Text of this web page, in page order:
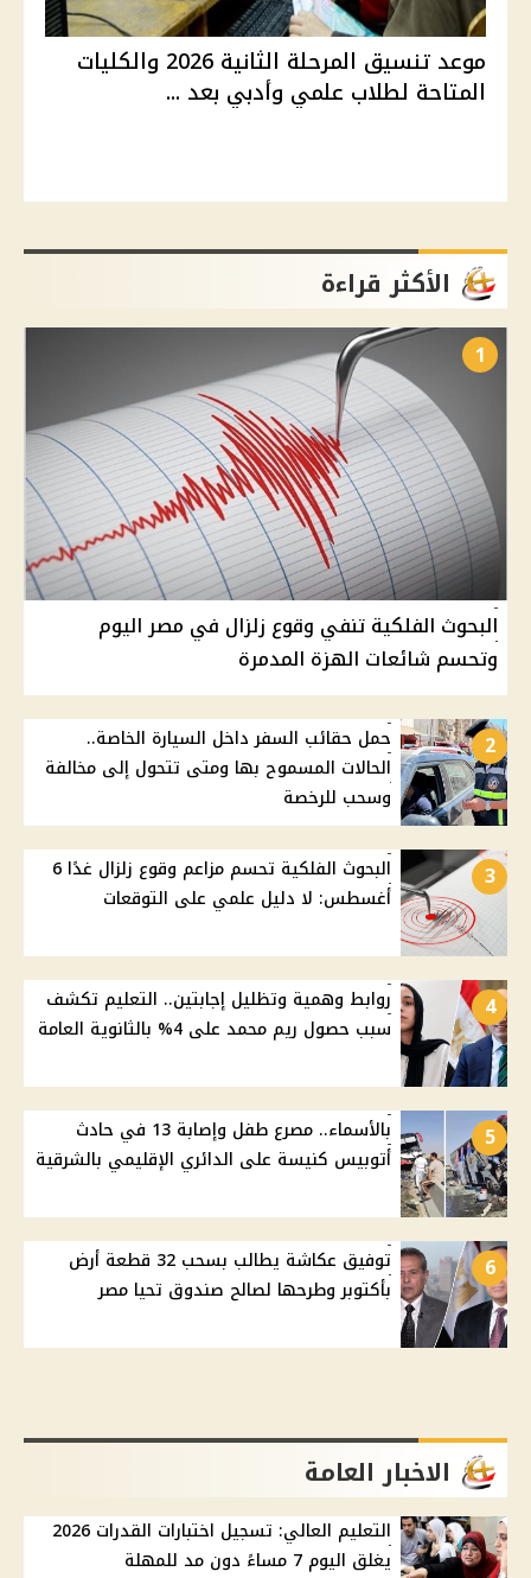
موعد تنسيق المرحلة الثانية 2026 والكليات
المتاحة لطلاب علمي وأدبي بعد ...
الأكثر قراءة
1
البحوث الفلكية تنفي وقوع زلزال في مصر اليوم
وتحسم شائعات الهزة المدمرة
2
حمل حقائب السفر داخل السيارة الخاصة..
الحالات المسموح بها ومتى تتحول إلى مخالفة
وسحب للرخصة
3
البحوث الفلكية تحسم مزاعم وقوع زلزال غدًا 6
أغسطس: لا دليل علمي على التوقعات
4
روابط وهمية وتظليل إجابتين.. التعليم تكشف
سبب حصول ريم محمد على 4% بالثانوية العامة
5
بالأسماء.. مصرع طفل وإصابة 13 في حادث
أتوبيس كنيسة على الدائري الإقليمي بالشرقية
6
توفيق عكاشة يطالب بسحب 32 قطعة أرض
بأكتوبر وطرحها لصالح صندوق تحيا مصر
الاخبار العامة
التعليم العالي: تسجيل اختبارات القدرات 2026
يغلق اليوم 7 مساءً دون مد للمهلة